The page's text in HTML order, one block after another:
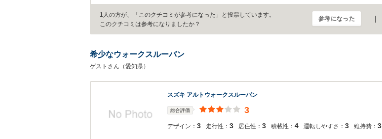
1人の方が、「このクチコミが参考になった」と投票しています。
このクチコミは参考になりましたか？
参考になった
希少なウォークスルーバン
ゲストさん（愛知県）
スズキ アルトウォークスルーバン
総合評価 3
デザイン： 3 走行性： 3 居住性： 3 積載性： 4 運転しやすさ： 3 維持費： 3